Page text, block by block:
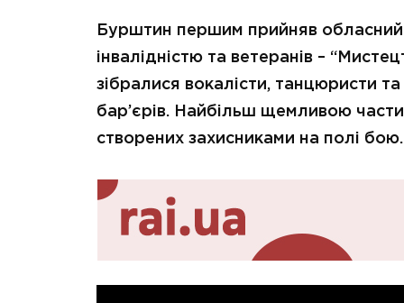
Бурштин першим прийняв
інвалідністю та ветеранів –
зібралися вокалісти, танцюристи
бар’єрів. Найбільш щемливою
створених захисниками на полі